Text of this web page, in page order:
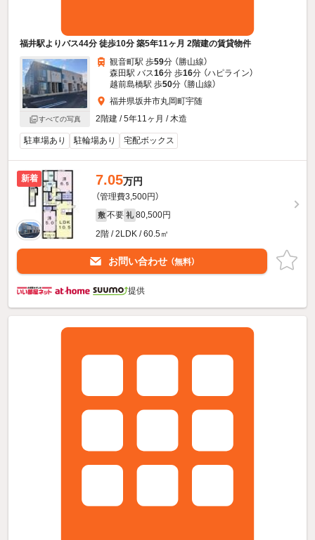
福井駅よりバス44分 徒歩10分 築5年11ヶ月 2階建の賃貸物件
すべての写真
観音町駅 歩59分 （勝山線）
森田駅 バス16分 歩16分 （ハピライン）
越前島橋駅 歩50分 （勝山線）
福井県坂井市丸岡町宇随
2階建 / 5年11ヶ月 / 木造
駐車場あり 駐輪場あり 宅配ボックス
新着 7.05万円
（管理費3,500円）
敷 不要 礼 80,500円
2階 / 2LDK / 60.5㎡
お問い合わせ （無料）
提供